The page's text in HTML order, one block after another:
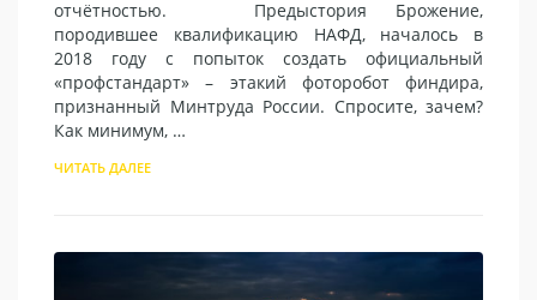
отчётностью. Предыстория Брожение,
породившее квалификацию НАФД, началось в
2018 году с попыток создать официальный
«профстандарт» – этакий фоторобот финдира,
признанный Минтруда России. Спросите, зачем?
Как минимум, …
ЧИТАТЬ ДАЛЕЕ